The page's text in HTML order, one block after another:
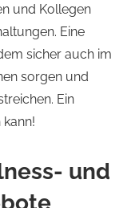
und Kollegen
Eine
sicher auch im
sorgen und
Ein
kann!
und